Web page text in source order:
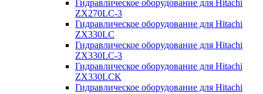
Гидравлическое оборудование для Hitachi
ZX270LC-3
Гидравлическое оборудование для Hitachi
ZX330LC
Гидравлическое оборудование для Hitachi
ZX330LC-3
Гидравлическое оборудование для Hitachi
ZX330LCK
Гидравлическое оборудование для Hitachi